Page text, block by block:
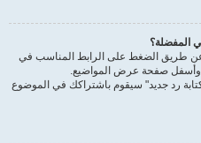
المفضلة؟
طريق الضغط على الرابط المناسب في
وأسفل صفحة عرض المواضيع.
رد جديد" سيقوم باشتراكك في الموضوع